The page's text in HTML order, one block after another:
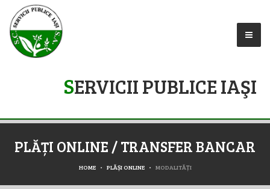
SERVICII PUBLICE IAŞI
PLĂȚI ONLINE / TRANSFER BANCAR
HOME PLĂȘI ONLINE MODALITĂȚI